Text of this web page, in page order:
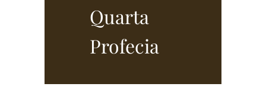
Quarta
Profecia